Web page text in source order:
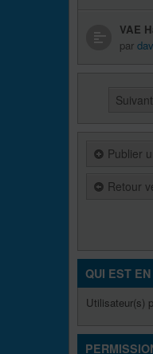
VAE
par
Suivant
Publier
Retour
QUI EST
Utilisateur(s)